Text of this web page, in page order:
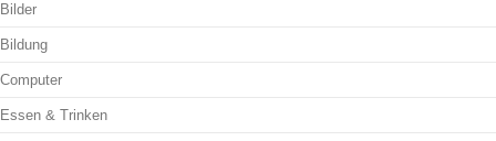
Bilder
Bildung
Computer
Essen & Trinken